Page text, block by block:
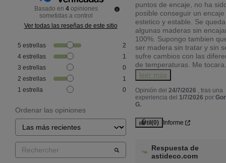
Basado en 4 opiniones
sometidas a control
Ver todas las reseñas de este sitio
5 estrellas
2
4 estrellas
1
3 estrellas
0
2 estrellas
1
1 estrella 0
Ordenar las opiniones
puntos de encaje, no ha
posible conseguir un encaje
estetico y estable. Se
algunas maderas sin
100%. Supongo tambien
ser madera sin tratar y sin
sufre cambios con las
de temperaturas. Me tocara
leer más
Opinión del 24/7/2026 , tras una
experiencia del 1/7/2026 por
G.
Útil (0) Informe
Respuesta de
astideco.com